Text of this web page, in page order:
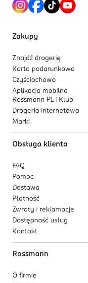
https://
7 613032 816797
Zakupy
Znajdź drogerię
Karta podarunkowa
Czyściochowo
Aplikacja mobilna
Rossmann PL i Klub
Drogeria internetowa
Marki
Obsługa klienta
FAQ
Pomoc
Dostawa
Płatność
Zwroty i reklamacje
Dostępność usług
Kontakt
Rossmann
O firmie